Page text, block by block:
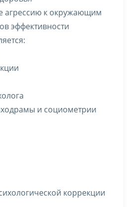
к окружающим
эффективности
и социометрии
коррекции